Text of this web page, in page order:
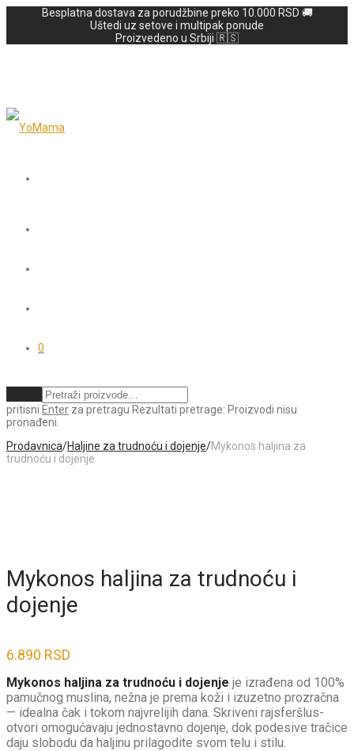
Besplatna dostava za porudžbine preko 10.000 RSD 🚚
Uštedi uz setove i multipak ponude
Proizvedeno u Srbiji 🇷🇸
0
pritisni Enter za pretragu Rezultati pretrage: Proizvodi nisu
pronađeni.
Prodavnica/Haljine za trudnoću i dojenje/Mykonos haljina za
trudnoću i dojenje
Mykonos haljina za trudnoću i
dojenje
6.890 RSD
Mykonos haljina za trudnoću i dojenje je izrađena od 100%
pamučnog muslina, nežna je prema koži i izuzetno prozračna
— idealna čak i tokom najvrelijih dana. Skriveni rajsferšlus-
otvori omogućavaju jednostavno dojenje, dok podesive tračice
daju slobodu da haljinu prilagodite svom telu i stilu.